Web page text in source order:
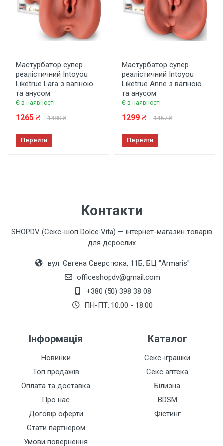
Функція вібрації
Нет
Довжина
127 мм
Залишити відгук
Мастурбатор супер
реалістичний Intoyou
Liketrue Lara з вагіною
та анусом
Є в наявності
1265 ₴ 1480 ₴
Перейти
Мастурбатор супер
реалістичний Intoyou
Liketrue Anne з вагіною
та анусом
Є в наявності
1299 ₴ 1457 ₴
Перейти
Контакти
SHOPDV (Секс-шоп Dolce Vita) — інтернет-магазин товарів
для дорослих
вул. Євгена Сверстюка, 11Б, БЦ "Armaris"
officeshopdv@gmail.com
+380 (50) 398 38 08
ПН-ПТ: 10:00 - 18:00
Інформація
Новинки
Топ продажів
Оплата та доставка
Про нас
Договір оферти
Стати партнером
Умови повернення
Каталог
Секс-іграшки
Секс аптека
Білизна
BDSM
Фістинг